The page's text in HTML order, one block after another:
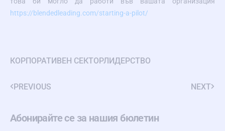
https://blendedleading.com/starting-a-pilot/
КОРПОРАТИВЕН СЕКТОРЛИДЕРСТВО
PREVIOUS NEXT
Абонирайте се за нашия бюлетин